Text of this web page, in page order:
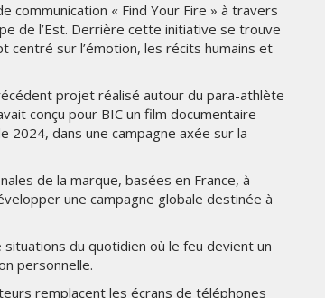
communication « Find Your Fire » à travers
de l’Est. Derrière cette initiative se trouve
centré sur l’émotion, les récits humains et
projet réalisé autour du para-athlète
conçu pour BIC un film documentaire
2024, dans une campagne axée sur la
de la marque, basées en France, à
une campagne globale destinée à
du quotidien où le feu devient un
personnelle.
remplacent les écrans de téléphones
PUB
DANS UNE CAMPAGNE
INTERNATIONALE AUTOUR DE